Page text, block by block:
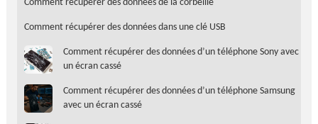
Comment récupérer des données de la corbeille
Comment récupérer des données dans une clé USB
Comment récupérer des données d’un téléphone Sony avec
un écran cassé
Comment récupérer des données d’un téléphone Samsung
avec un écran cassé